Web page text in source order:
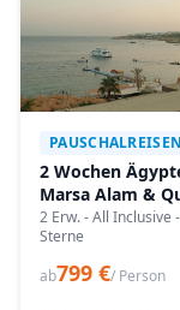
PAUSCHALREISEN
2 Wochen
Marsa Alam &
2 Erw. - All Inclusive
Sterne
ab799 €/ Person